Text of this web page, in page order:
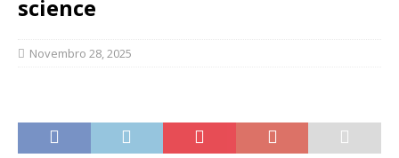
science
Novembro 28, 2025